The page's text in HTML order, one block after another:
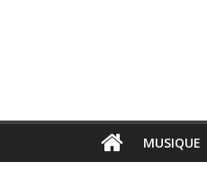
MUSIQUE